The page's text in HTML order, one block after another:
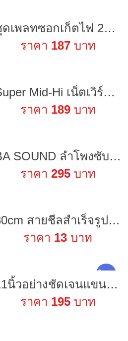
ชุดเพลทซอกเก็ตไฟ 220V และสวิตช์3ทาง สำหรับทำลำโพงบลูทูธไฟ2ระบบ
ราคา 187บาท
Super Mid-Hi เน็ตเวิร์ค2ทาง กลางแหลม 2ways Network Mid - Hi (1คู่)
ราคา 189บาท
BA SOUND ลำโพงซับ 6.5 นิ้ว 600วัตต์ BA-665B 2-8โอห์ม ว้อยซ์คู่ ดอกลำโพง 6.5 นิ้ว ลำโพงซับวูฟเฟอร์ 6.5นิ้ว ดอก6.5นิ้ว
ราคา 295บาท
30cm สายชีลสำเร็จรูปแบบ2หัว(XH2.54-3P)แบบเสตอริโอสำหรับต่อพ่วงอุปกรณ์DIYต่างๆ
ราคา 13 บาท
11นิ้วอย่างชัดเจนแขนเมจิก + ซูเปอร์หนีบปูคีมคลิปสำหรับกล้อง 11inch Articulating Magic Arm + Super Clamp Crab Plier Clip
ราคา 195บาท